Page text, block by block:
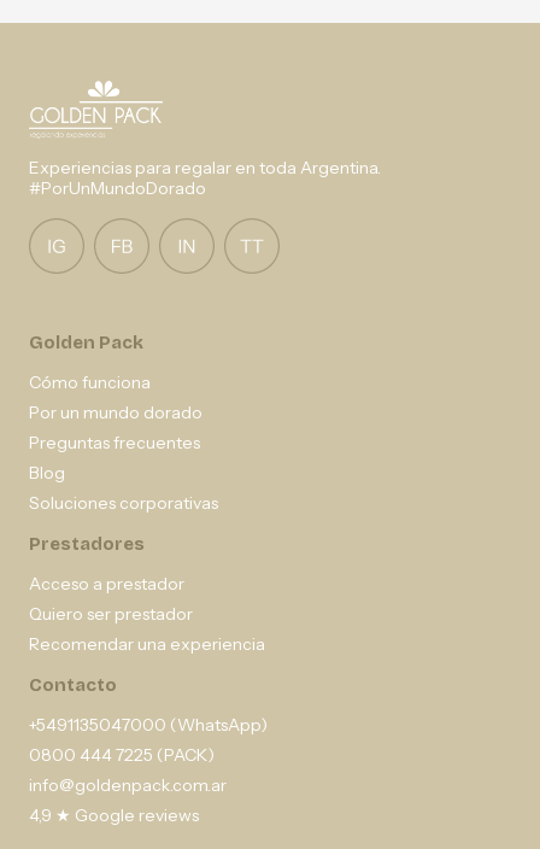
Experiencias para regalar en toda Argentina.
#PorUnMundoDorado
Golden Pack
Cómo funciona
Por un mundo dorado
Preguntas frecuentes
Blog
Soluciones corporativas
Prestadores
Acceso a prestador
Quiero ser prestador
Recomendar una experiencia
Contacto
+5491135047000 (WhatsApp)
0800 444 7225 (PACK)
info@goldenpack.com.ar
4,9 ★ Google reviews